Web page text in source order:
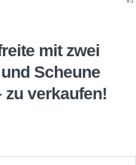
mit zwei
Scheune
zu verkaufen!